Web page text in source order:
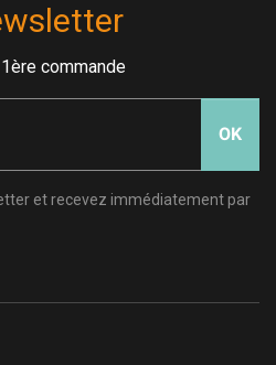
commande
OK
et recevez immédiatement par